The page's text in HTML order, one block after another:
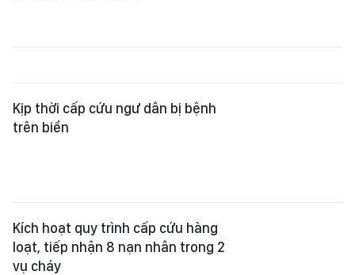
Kịp thời cấp cứu ngư dân bị bệnh
trên biển
Kích hoạt quy trình cấp cứu hàng
loạt, tiếp nhận 8 nạn nhân trong 2
vụ cháy